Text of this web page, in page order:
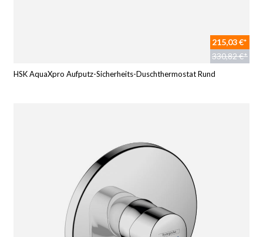
215,03 €*
330,82 €*
HSK AquaXpro Aufputz-Sicherheits-Duschthermostat Rund